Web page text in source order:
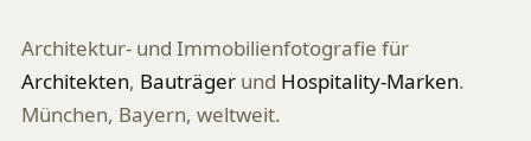
Architektur- und Immobilienfotografie für
Architekten, Bauträgerund Hospitality-Marken.
München, Bayern, weltweit.